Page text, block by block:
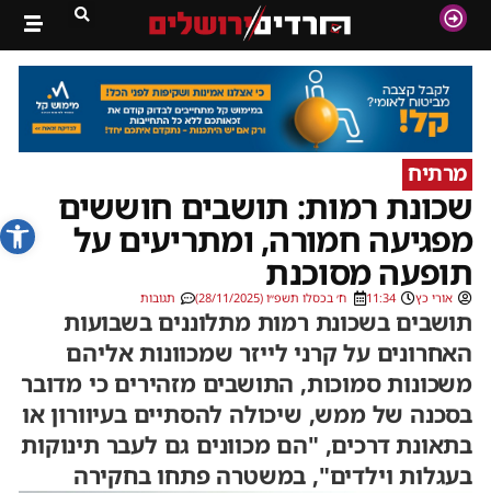
פתח
מרתיח
שכונת רמות: תושבים חוששים
מפגיעה חמורה, ומתריעים על
תופעה מסוכנת
אורי כץ 11:34 ח׳ בכסלו תשפ״ו (28/11/2025) תגובות
תושבים בשכונת רמות מתלוננים בשבועות
האחרונים על קרני לייזר שמכוונות אליהם
משכונות סמוכות, התושבים מזהירים כי מדובר
בסכנה של ממש, שיכולה להסתיים בעיוורון או
בתאונת דרכים, "הם מכוונים גם לעבר תינוקות
בעגלות וילדים", במשטרה פתחו בחקירה